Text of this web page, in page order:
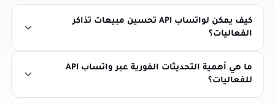
كيف يمكن لواتساب API تحسين مبيعات تذاكر
الفعاليات؟
ما هي أهمية التحديثات الفورية عبر واتساب API
للفعاليات؟